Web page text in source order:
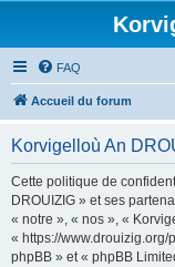
FAQ
Accueil du forum
Korvigelloù An
Cette politique de
DROUIZIG » et ses
« notre », « nos », «
« https://www.drouizig.org/
phpBB » et « phpBB